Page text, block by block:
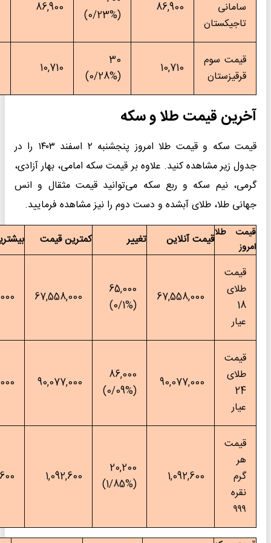
(0/23%)
86,900
87,100 ۱۱:۲۷:۳۷
30
(0/28%)
10,710
10,750 ۱۱:۳۱:۰۲
و سکه
قیمت سکه و قیمت طلا امروز پنجشنبه ۲ اسفند ۱۴۰۳ را در
بر قیمت سکه امامی، بهار آزادی،
می‌توانید قیمت مثقال و انس
دست دوم را نیز مشاهده فرمایید.
تغییر کمترین قیمت بیشترین قیمت زمان
65,000
(0/1%)
67,558,000
68,002,000 ۱۱:۳۰:۵۹
86,000
(0/09%)
90,077,000
90,668,000 ۱۱:۳۰:۵۹
20,200
1,092,600
1,092,600 ۰۳:۰۴:۴۹